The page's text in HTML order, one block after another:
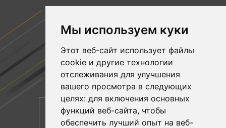
Мы используем куки
Этот веб-сайт использует файлы
cookie и другие технологии
отслеживания для улучшения
вашего просмотра в следующих
целях: для включения основных
функций веб-сайта, чтобы
обеспечить лучший опыт на веб-
Facebook
YouTube
Linkedin